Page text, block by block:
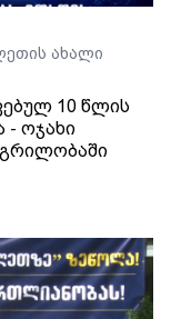
ახალი
10 წლის
- ოჯახი